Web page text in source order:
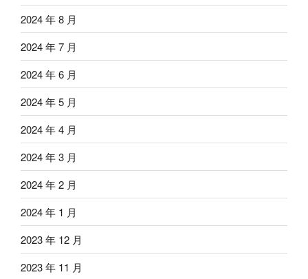
2024 年 8 月
2024 年 7 月
2024 年 6 月
2024 年 5 月
2024 年 4 月
2024 年 3 月
2024 年 2 月
2024 年 1 月
2023 年 12 月
2023 年 11 月